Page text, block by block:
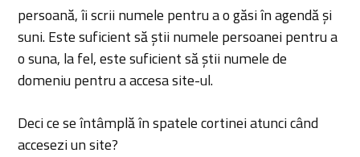
persoană, îi scrii numele pentru a o găsi în agendă și
suni. Este suficient să știi numele persoanei pentru a
o suna, la fel, este suficient să știi numele de
domeniu pentru a accesa site-ul.
Deci ce se întâmplă în spatele cortinei atunci când
accesezi un site?